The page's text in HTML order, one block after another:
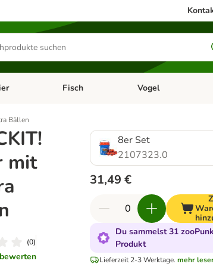
Menü öffnen: Hundefutter & Zubehör
Kategorie-Menü öffnen: Kleintier
Fisch Kategorie-Menü
Vogel
Bällen
mit
(0)
8er Set
2107323.0
31,49 €
Du sammelst 31
Produkt
Lieferzeit 2-3 Werktage. mehr